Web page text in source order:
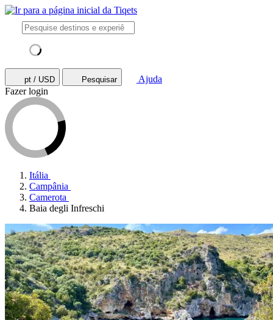
pt / USD Pesquisar
Ajuda
Fazer login
Itália
Campânia
Camerota
Baia degli Infreschi